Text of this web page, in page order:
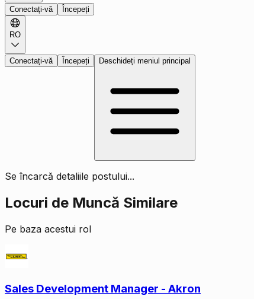
Conectați-vă Începeți
RO
Conectați-vă Începeți Deschideți meniul principal
Se încarcă detaliile postului...
Locuri de Muncă Similare
Pe baza acestui rol
Sales Development Manager - Akron